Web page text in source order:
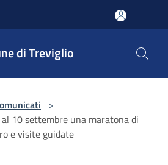
di Treviglio
>
10 settembre una maratona di
e visite guidate